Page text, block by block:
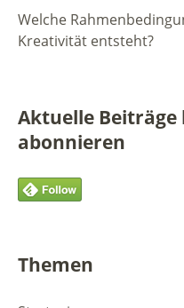
Welche
Kreativität entsteht?
Aktuelle Beiträge
abonnieren
Themen